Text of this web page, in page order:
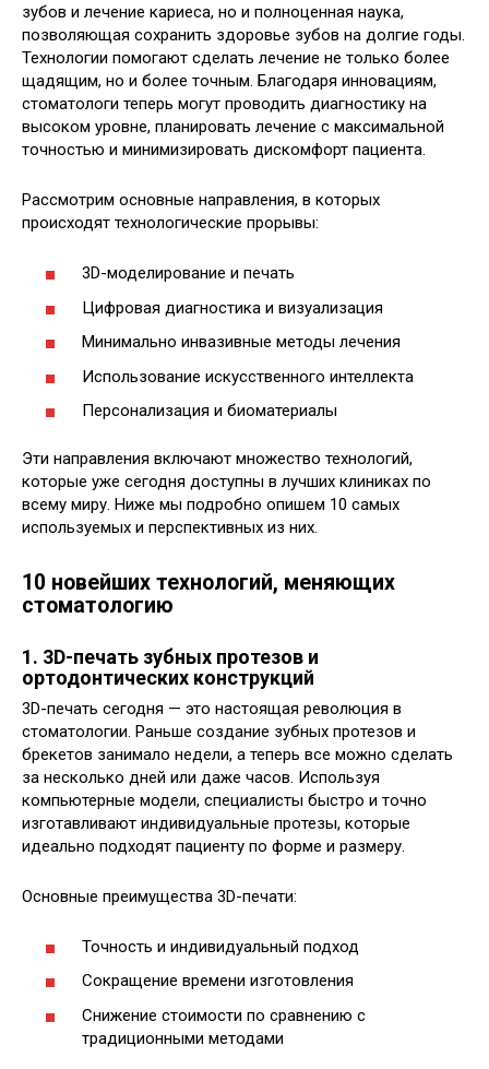
зубов и лечение кариеса, но и полноценная наука,
позволяющая сохранить здоровье зубов на долгие годы.
Технологии помогают сделать лечение не только более
щадящим, но и более точным. Благодаря инновациям,
стоматологи теперь могут проводить диагностику на
высоком уровне, планировать лечение с максимальной
точностью и минимизировать дискомфорт пациента.
Рассмотрим основные направления, в которых
происходят технологические прорывы:
3D-моделирование и печать
Цифровая диагностика и визуализация
Минимально инвазивные методы лечения
Использование искусственного интеллекта
Персонализация и биоматериалы
Эти направления включают множество технологий,
которые уже сегодня доступны в лучших клиниках по
всему миру. Ниже мы подробно опишем 10 самых
используемых и перспективных из них.
10 новейших технологий, меняющих
стоматологию
1. 3D-печать зубных протезов и
ортодонтических конструкций
3D-печать сегодня — это настоящая революция в
стоматологии. Раньше создание зубных протезов и
брекетов занимало недели, а теперь все можно сделать
за несколько дней или даже часов. Используя
компьютерные модели, специалисты быстро и точно
изготавливают индивидуальные протезы, которые
идеально подходят пациенту по форме и размеру.
Основные преимущества 3D-печати:
Точность и индивидуальный подход
Сокращение времени изготовления
Снижение стоимости по сравнению с
традиционными методами